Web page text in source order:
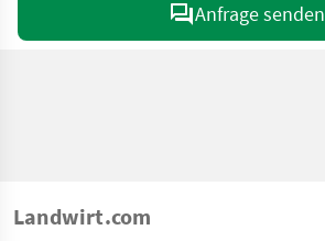
Anfrage senden
Landwirt.com